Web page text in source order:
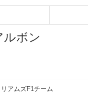
ルボン
アムズF1チーム